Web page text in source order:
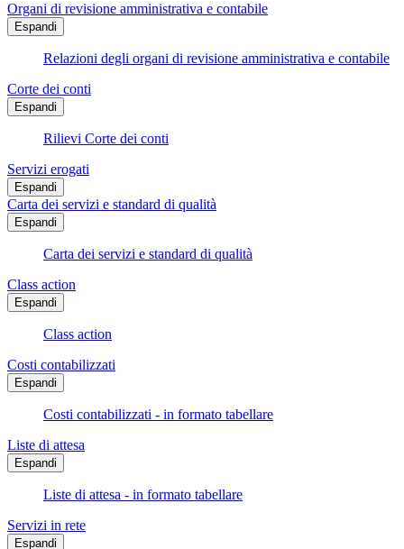
Organi di revisione amministrativa e contabile
Espandi
Relazioni degli organi di revisione amministrativa e contabile
Corte dei conti
Espandi
Rilievi Corte dei conti
Servizi erogati
Espandi
Carta dei servizi e standard di qualità
Espandi
Carta dei servizi e standard di qualità
Class action
Espandi
Class action
Costi contabilizzati
Espandi
Costi contabilizzati - in formato tabellare
Liste di attesa
Espandi
Liste di attesa - in formato tabellare
Servizi in rete
Espandi